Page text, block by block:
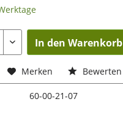
In den Warenkorb
Merken Bewerten
60-00-21-07